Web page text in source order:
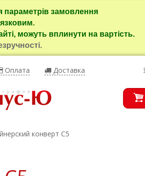
замовлення
можуть вплинути на вартість.
Оплата Доставка
конверт C5